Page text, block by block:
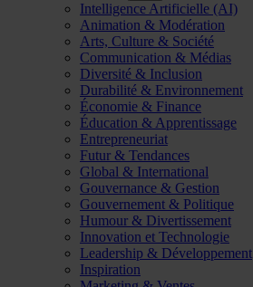
Intelligence Artificielle (AI)
Animation & Modération
Arts, Culture & Société
Communication & Médias
Diversité & Inclusion
Durabilité & Environnement
Économie & Finance
Éducation & Apprentissage
Entrepreneuriat
Futur & Tendances
Global & International
Gouvernance & Gestion
Gouvernement & Politique
Humour & Divertissement
Innovation et Technologie
Leadership & Développement
Inspiration